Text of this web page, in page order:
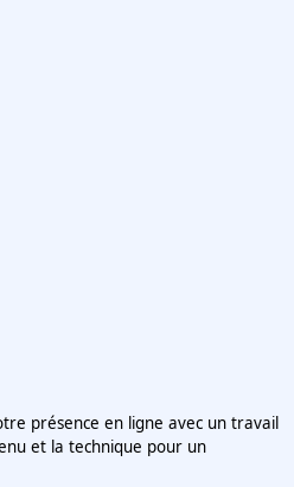
présence en ligne avec un travail
et la technique pour un